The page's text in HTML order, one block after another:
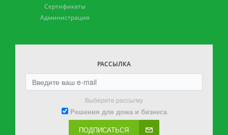
Сертификаты
Администрация
РАССЫЛКА
Выберите рассылку
Решения для дома и бизнеса
ПОДПИСАТЬСЯ